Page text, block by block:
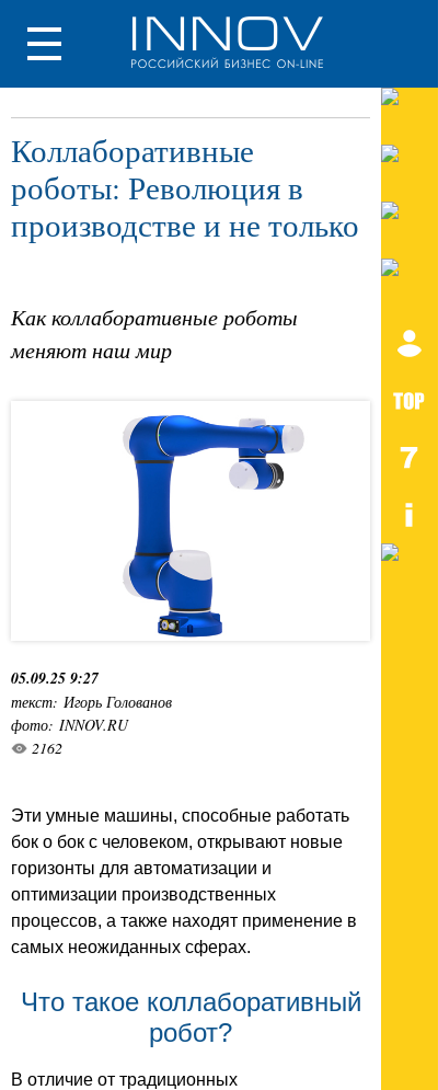
Коллаборативные
роботы: Революция в
производстве и не только
Как коллаборативные роботы
меняют наш мир
05.09.25 9:27
текст: Игорь Голованов
фото: INNOV.RU
2162
Эти умные машины, способные работать
бок о бок с человеком, открывают новые
горизонты для автоматизации и
оптимизации производственных
процессов, а также находят применение в
самых неожиданных сферах.
Что такое коллаборативный
робот?
В отличие от традиционных